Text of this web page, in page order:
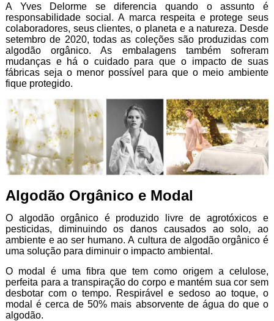
A Yves Delorme se diferencia quando o assunto é
responsabilidade social. A marca respeita e protege seus
colaboradores, seus clientes, o planeta e a natureza. Desde
setembro de 2020, todas as coleções são produzidas com
algodão orgânico. As embalagens também sofreram
mudanças e há o cuidado para que o impacto de suas
fábricas seja o menor possível para que o meio ambiente
fique protegido.
Algodão Orgânico e Modal
O algodão orgânico é produzido livre de agrotóxicos e
pesticidas, diminuindo os danos causados ao solo, ao
ambiente e ao ser humano. A cultura de algodão orgânico é
uma solução para diminuir o impacto ambiental.
O modal é uma fibra que tem como origem a celulose,
perfeita para a transpiração do corpo e mantém sua cor sem
desbotar com o tempo. Respirável e sedoso ao toque, o
modal é cerca de 50% mais absorvente de água do que o
algodão.